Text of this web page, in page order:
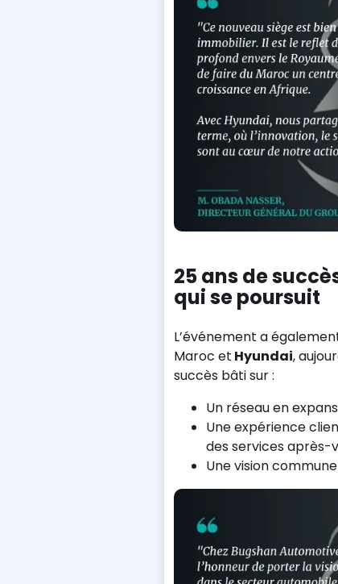
25 ans de
qui se poursuit
L’événement a
Maroc et Hyundai,
succès bâti sur :
Un réseau en
Une expérience
des services après-
Une vision